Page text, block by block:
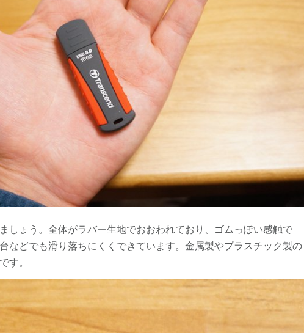
しょう。全体がラバー生地でおおわれており、ゴムっぽい感触で
などでも滑り落ちにくくできています。金属製やプラスチック製の
す。